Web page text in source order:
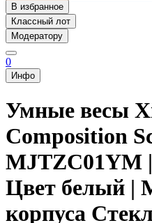
В избранное
Классный лот
Модератору
0
Инфо
Умные весы
Composition
MJTZC01YM
Цвет белый |
корпуса